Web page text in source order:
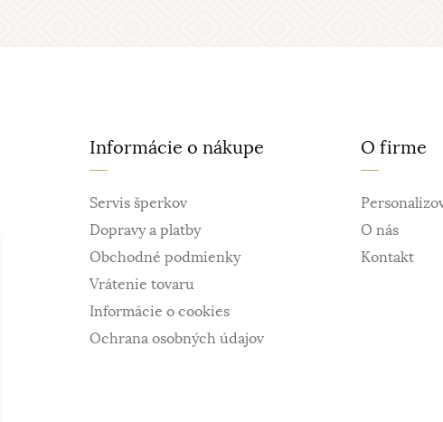
Informácie o nákupe
Servis šperkov
Dopravy a platby
Obchodné podmienky
Vrátenie tovaru
Informácie o cookies
Ochrana osobných údajov
O firme
O nás
Kontakt